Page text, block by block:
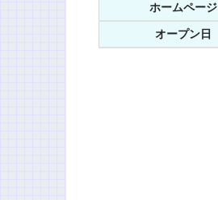
ホームページ
オープン日